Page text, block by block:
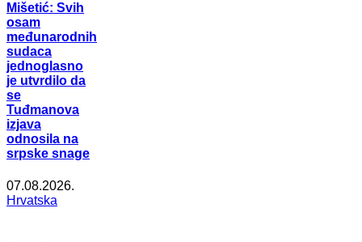
Mišetić: Svih
osam
međunarodnih
sudaca
jednoglasno
je utvrdilo da
se
Tuđmanova
izjava
odnosila na
srpske snage
07.08.2026.
Hrvatska